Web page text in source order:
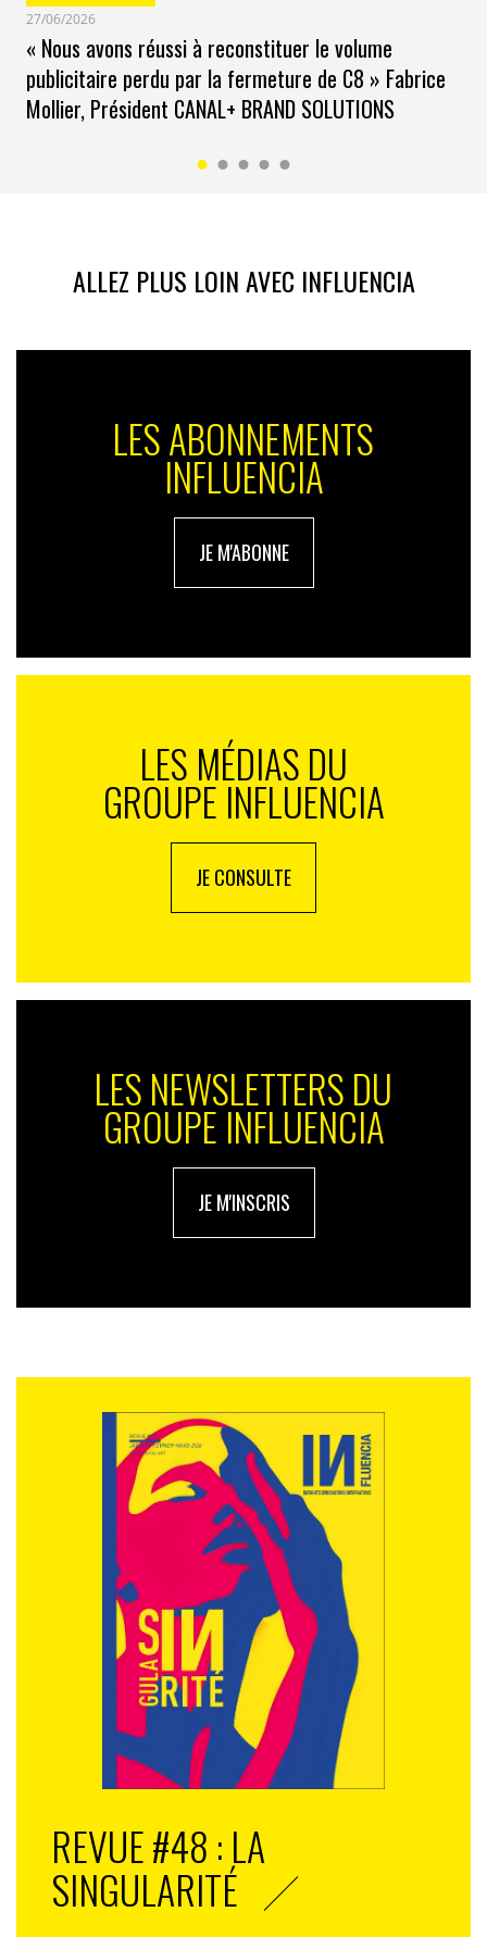
27/06/2026
« Nous avons réussi à reconstituer le volume
publicitaire perdu par la fermeture de C8 » Fabrice
Mollier, Président CANAL+ BRAND SOLUTIONS
ALLEZ PLUS LOIN AVEC INFLUENCIA
LES ABONNEMENTS
INFLUENCIA
JE M'ABONNE
LES MÉDIAS DU
GROUPE INFLUENCIA
JE CONSULTE
LES NEWSLETTERS DU
GROUPE INFLUENCIA
JE M'INSCRIS
REVUE #48 : LA
SINGULARITÉ